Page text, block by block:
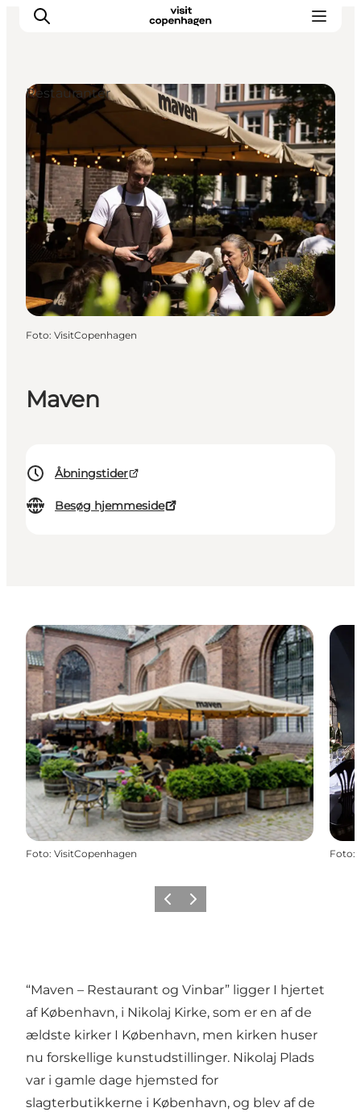
This is Copenhagen
Aktiviteter
Spis & drik
Områder
Planlæg din tur
CopenPay
Copenhagen Card
Maven
Åbningstider
Besøg hjemmeside
Restauranter
Foto: VisitCopenhagen
Foto: VisitCopenhagen Foto:
ForrigeNæste
“Maven – Restaurant og Vinbar” ligger I hjertet
af København, i Nikolaj Kirke, som er en af de
ældste kirker I København, men kirken huser
nu forskellige kunstudstillinger. Nikolaj Plads
var i gamle dage hjemsted for
slagterbutikkerne i København, og blev af de